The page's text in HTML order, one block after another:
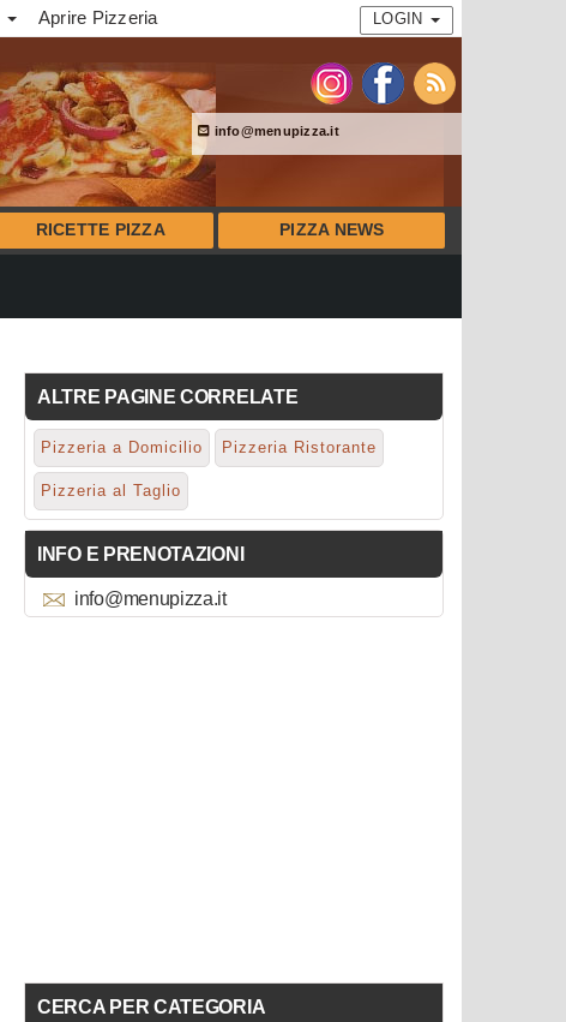
Aprire Pizzeria LOGIN
info@menupizza.it
RICETTE PIZZA PIZZA NEWS
ALTRE PAGINE CORRELATE
Pizzeria a Domicilio Pizzeria Ristorante
Pizzeria al Taglio
INFO E PRENOTAZIONI
info@menupizza.it
CERCA PER CATEGORIA